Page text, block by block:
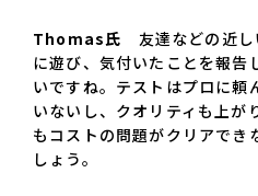
Thomas氏 友達などの近し
に遊び、気付いたことを報告
いですね。テストはプロに頼
いないし、クオリティも上が
もコストの問題がクリアでき
しょう。